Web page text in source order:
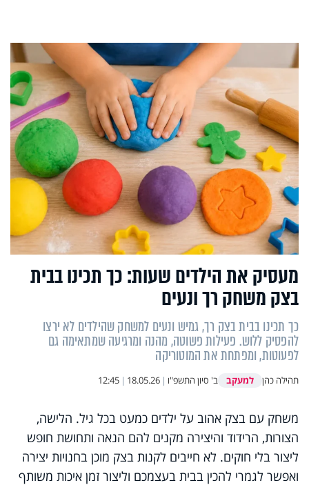
מעסיק את הילדים שעות: כך תכינו בבית
בצק משחק רך ונעים
כך תכינו בבית בצק רך, גמיש ונעים למשחק שהילדים לא ירצו
להפסיק ללוש. פעילות פשוטה, מהנה ומרגיעה שמתאימה גם
לפעוטות, ומפתחת את המוטוריקה
תהילה כהן למעקב ב' סיון התשפ"ו |
18.05.26
|
12:45
משחק עם בצק אהוב על ילדים כמעט בכל גיל. הלישה,
הצורות, הרידוד והיצירה מקנים להם הנאה ותחושת חופש
ליצור בלי חוקים. לא חייבים לקנות בצק מוכן בחנויות יצירה
ואפשר לגמרי להכין בבית בעצמכם וליצור זמן איכות משותף